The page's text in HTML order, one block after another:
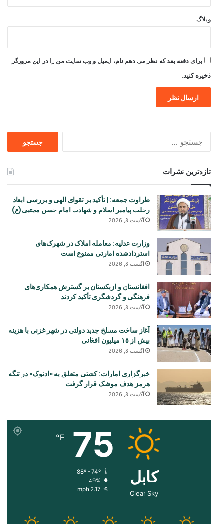
وبلاگ
برای دفعه بعد که نظر می دهم نام، ایمیل و وب سایت من را در این مرورگر
ذخیره کنید.
تازه‌ترین نشرات
طراوت جمعه: | تأکید بر تقوای الهی و بررسی ابعاد
رحلت پیامبر اسلام و شهادت امام حسن مجتبی(ع)
آگست 8, 2026
وزارت عدلیه: معامله املاک در شهرک‌های
استردادشده امارتی ممنوع است
آگست 8, 2026
افغانستان و ازبکستان بر گسترش همکاری‌های
فرهنگی و گردشگری تأکید کردند
آگست 8, 2026
آغاز ساخت مسلخ جدید دولتی در شهر غزنی با هزینه
بیش از ۱۵ میلیون افغانی
آگست 8, 2026
خبرگزاری امارات: کشتی متعلق به «ادنوک» در تنگه
هرمز هدف موشک قرار گرفت
آگست 8, 2026
کابل
Clear Sky
75
℉
88º - 74º
49%
2.17 mph